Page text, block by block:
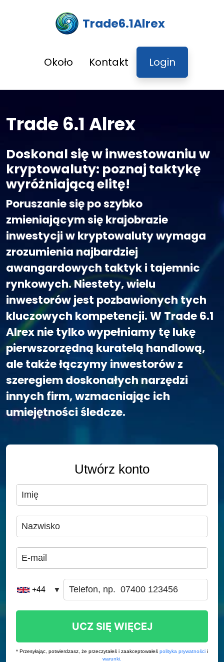
Trade6.1Alrex
Około Kontakt Login
Trade 6.1 Alrex
Doskonal się w inwestowaniu w
kryptowaluty: poznaj taktykę
wyróżniającą elitę!
Poruszanie się po szybko
zmieniającym się krajobrazie
inwestycji w kryptowaluty wymaga
zrozumienia najbardziej
awangardowych taktyk i tajemnic
rynkowych. Niestety, wielu
inwestorów jest pozbawionych tych
kluczowych kompetencji. W Trade 6.1
Alrex nie tylko wypełniamy tę lukę
pierwszorzędną kuratelą handlową,
ale także łączymy inwestorów z
szeregiem doskonałych narzędzi
innych firm, wzmacniając ich
umiejętności śledcze.